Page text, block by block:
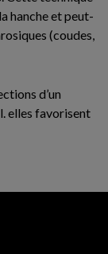
hanche et peut-
(coudes,
d’un
elles favorisent